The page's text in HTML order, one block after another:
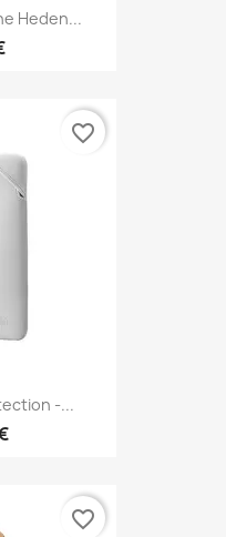
Heden...
-...
favorite_border
favorite_border